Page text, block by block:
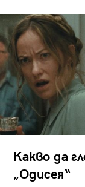
Какво да
„Одисея“